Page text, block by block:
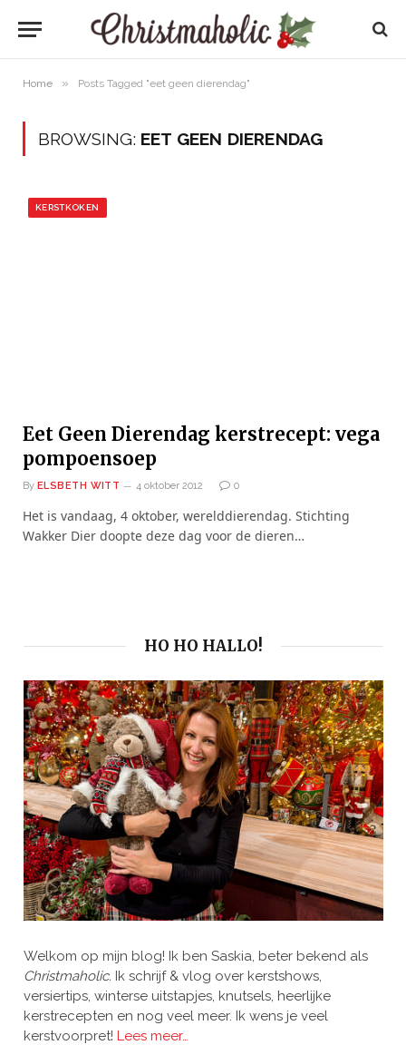
Home » Posts Tagged "eet geen dierendag"
BROWSING: EET GEEN DIERENDAG
KERSTKOKEN
Eet Geen Dierendag kerstrecept: vega
pompoensoep
By ELSBETH WITT 4 oktober 2012 0
Het is vandaag, 4 oktober, werelddierendag. Stichting
Wakker Dier doopte deze dag voor de dieren…
HO HO HALLO!
Welkom op mijn blog! Ik ben Saskia, beter bekend als
Christmaholic. Ik schrijf & vlog over kerstshows,
versiertips, winterse uitstapjes, knutsels, heerlijke
kerstrecepten en nog veel meer. Ik wens je veel
kerstvoorpret! Lees meer…